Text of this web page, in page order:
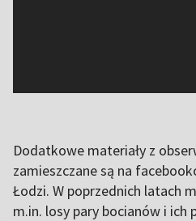
Dodatkowe materiały z
zamieszczane są na
Łodzi. W poprzednich latach
m.in. losy pary bocianów i